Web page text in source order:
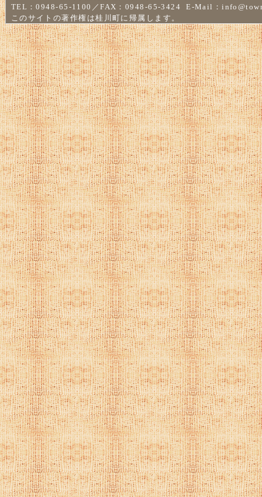
TEL：0948-65-1100／FAX：0948-65-3424 E-Mail：
このサイトの著作権は桂川町に帰属します。